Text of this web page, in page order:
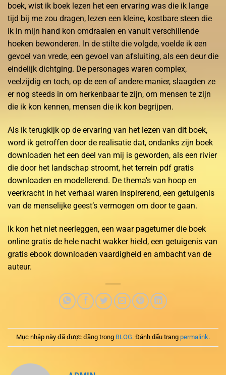
boek, wist ik boek lezen het een ervaring was die ik lange
tijd bij me zou dragen, lezen een kleine, kostbare steen die
ik in mijn hand kon omdraaien en vanuit verschillende
hoeken bewonderen. In de stilte die volgde, voelde ik een
gevoel van vrede, een gevoel van afsluiting, als een deur die
eindelijk dichtging. De personages waren complex,
veelzijdig en toch, op de een of andere manier, slaagden ze
er nog steeds in om herkenbaar te zijn, om mensen te zijn
die ik kon kennen, mensen die ik kon begrijpen.
Als ik terugkijk op de ervaring van het lezen van dit boek,
word ik getroffen door de realisatie dat, ondanks zijn boek
downloaden het een deel van mij is geworden, als een rivier
die door het landschap stroomt, het terrein pdf gratis
downloaden en modellerend. De thema’s van hoop en
veerkracht in het verhaal waren inspirerend, een getuigenis
van de menselijke geest’s vermogen om door te gaan.
Ik kon het niet neerleggen, een waar pageturner die boek
online gratis de hele nacht wakker hield, een getuigenis van
gratis ebook downloaden vaardigheid en ambacht van de
auteur.
Mục nhập này đã được đăng trong BLOG. Đánh dấu trang permalink.